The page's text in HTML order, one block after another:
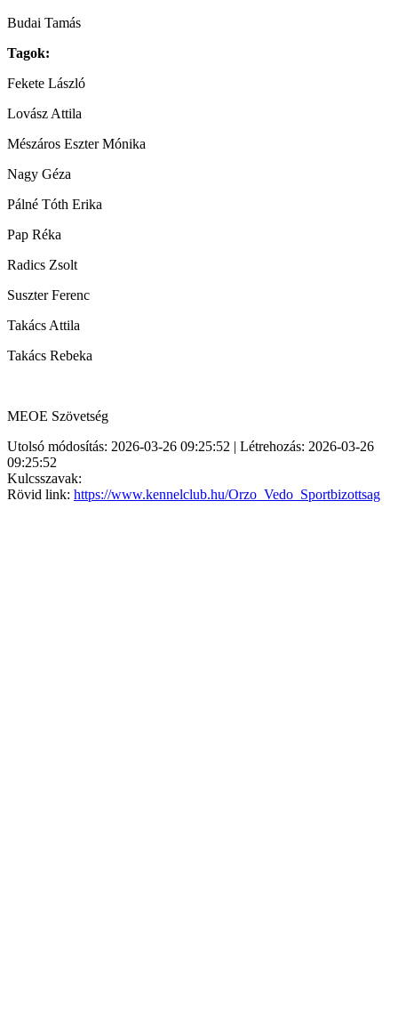
Budai Tamás
Tagok:
Fekete László
Lovász Attila
Mészáros Eszter Mónika
Nagy Géza
Pálné Tóth Erika
Pap Réka
Radics Zsolt
Suszter Ferenc
Takács Attila
Takács Rebeka
MEOE Szövetség
Utolsó módosítás: 2026-03-26 09:25:52 | Létrehozás: 2026-03-26
09:25:52
Kulcsszavak:
Rövid link: https://www.kennelclub.hu/Orzo_Vedo_Sportbizottsag